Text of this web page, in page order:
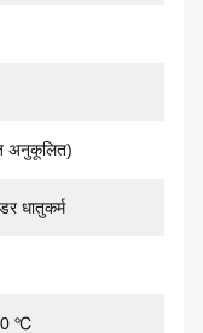
अनुकूलित)
धातुकर्म
℃